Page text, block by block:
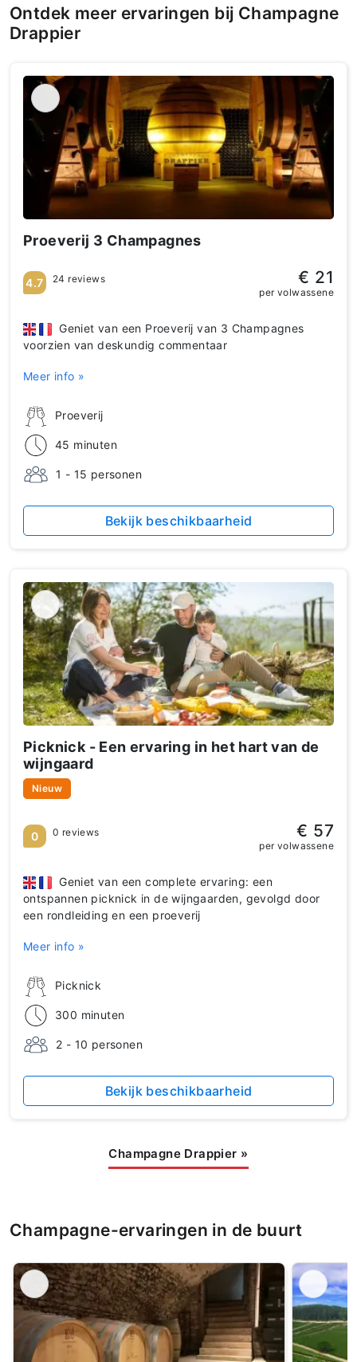
Ontdek meer ervaringen bij Champagne
Drappier
Proeverij 3 Champagnes
Proeverij
45 minuten
1 - 15 personen
Geniet van een Proeverij van 3 Champagnes
voorzien van deskundig commentaar
Meer info »
4.7 24 reviews € 21
per volwassene
Bekijk beschikbaarheid
Picknick - Een ervaring in het hart van de
wijngaard
Nieuw
Picknick
300 minuten
2 - 10 personen
Geniet van een complete ervaring: een
ontspannen picknick in de wijngaarden, gevolgd door
een rondleiding en een proeverij
Meer info »
0 0 reviews € 57
per volwassene
Bekijk beschikbaarheid
Champagne Drappier »
Champagne-ervaringen in de buurt